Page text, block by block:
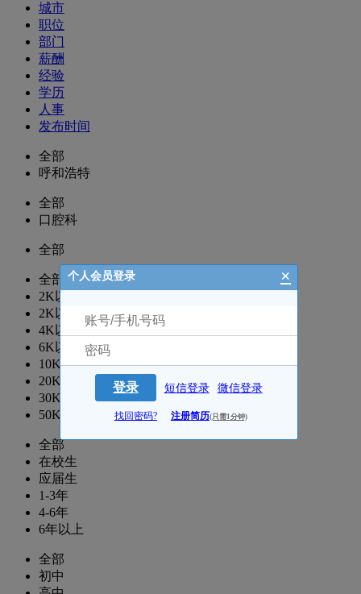
城市
职位
部门
薪酬
经验
学历
人事
发布时间
全部
呼和浩特
全部
口腔科
全部
全部
2K以下
2K以上
4K以上
6K以上
10K以上
20K以上
30K以上
50K以上
全部
在校生
应届生
1-3年
4-6年
6年以上
全部
初中
个人会员登录 ×
登录 短信登录 微信登录
找回密码? 注册简历(只需1分钟)